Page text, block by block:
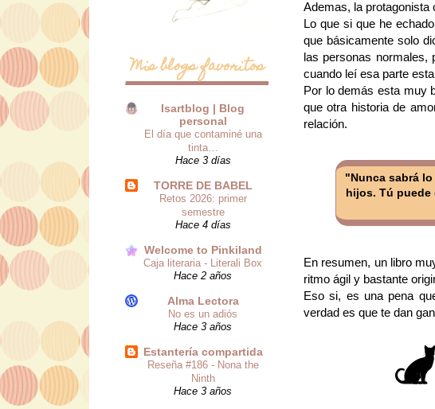
Ademas, la protagonista
Lo que si que he
que básicamente solo
las personas normales,
cuando leí esa parte
Por lo demás esta muy
que otra historia de
relación.
"Nunca sabrá
hijos. Tú puede
En resumen, un libro
ritmo ágil y bastante
Eso si, es una pena
verdad es que te dan
Mis blogs favoritos
Isartblog | Blog
personal
El día que contaminé una
tinta…
Hace 3 días
TORRE DE BABEL
Retos 2026: primer
semestre
Hace 4 días
Welcome to Pinkiland
Caja literaria - Literali Box
Hace 2 años
Alma Lectora
No es un adiós
Hace 3 años
Estantería compartida
Reseña #186 - Nona the
Ninth
Hace 3 años